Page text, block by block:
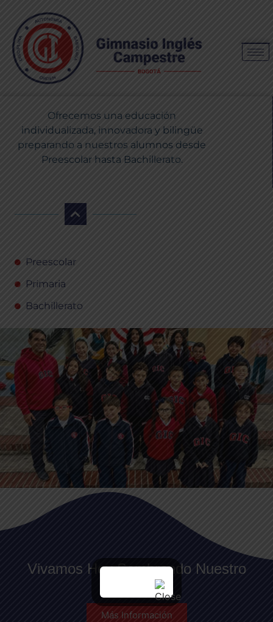
Ofrecemos una educación
individualizada, innovadora y bilingüe
preparando a nuestros alumnos desde
Preescolar hasta Bachillerato.
Preescolar
Primaria
Bachillerato
Vivamos Hoy Sembrando Nuestro
Mañana
Más Información